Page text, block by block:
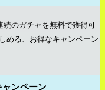
続のガチャを無料で獲得可
める、お得なキャンペーン
ンペーン